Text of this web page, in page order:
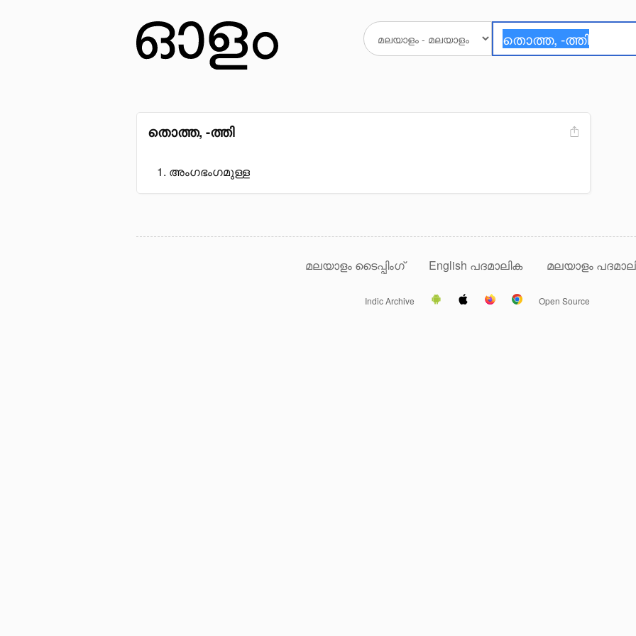
തൊത്ത, -ത്തി
അംഗഭംഗമുള്ള
മലയാളം ടൈപ്പിംഗ് English പദമാലിക മലയാളം
Indic Archive Open Source